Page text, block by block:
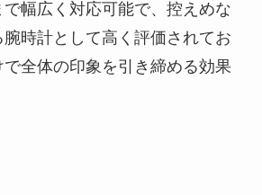
幅広く対応可能で、控えめな
時計として高く評価されてお
で全体の印象を引き締める効果